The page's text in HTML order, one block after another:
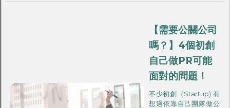
【需要公關公司
嗎？】4個初創
自己做PR可能
面對的問題！
不少初創（Startup) 有
想過依靠自己團隊做公